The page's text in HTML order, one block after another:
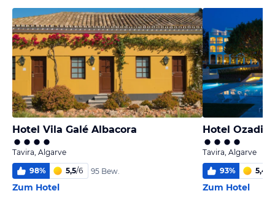
Hotel Vila Galé Albacora
Tavira, Algarve
98% 5,5/6 95 Bew.
Zum Hotel
Hotel Ozadi
Tavira, Algarve
93% 5,4
Zum Hotel